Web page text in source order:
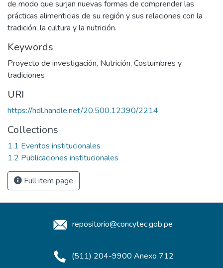
de modo que surjan nuevas formas de comprender las
prácticas alimenticias de su región y sus relaciones con la
tradición, la cultura y la nutrición.
Keywords
Proyecto de investigación, Nutrición, Costumbres y
tradiciones
URI
https://hdl.handle.net/20.500.12390/2214
Collections
1.1 Eventos institucionales
1.2 Publicaciones institucionales
Full item page
repositorio@concytec.gob.pe
(511) 204-9900 Anexo 712